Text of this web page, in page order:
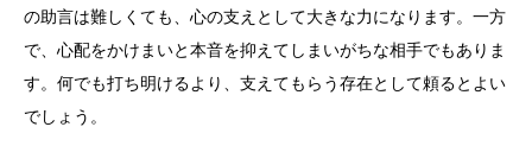
の助言は難しくても、心の支えとして大きな力になります。一方
で、心配をかけまいと本音を抑えてしまいがちな相手でもありま
す。何でも打ち明けるより、支えてもらう存在として頼るとよい
でしょう。